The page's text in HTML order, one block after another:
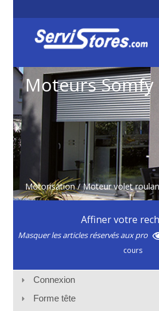
Moteurs
Motorisation /Moteur volet
Affiner votre
Masquer les articles réservés aux pro
cours
Connexion
Forme tête